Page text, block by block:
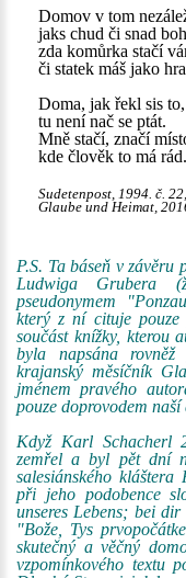
Domov v tom
jaks chud či snad
zda komůrka stačí
či statek máš jako
Doma, jak řekl sis to,
tu není nač se ptát.
Mně stačí, značí
kde člověk to má rád.
Sudetenpost, 1994. č.
Glaube und Heimat,
P.S. Ta báseň v závěru
Ludwiga Grubera
pseudonymem
který z ní cituje
součást knížky, kterou
byla napsána
krajanský měsíčník
jménem pravého
pouze doprovodem naší
Když Karl Schacherl
zemřel a byl pět dní
salesiánského
při jeho podobence
unseres Lebens; bei
"Bože, Tys
skutečný a věčný
vzpomínkového textu